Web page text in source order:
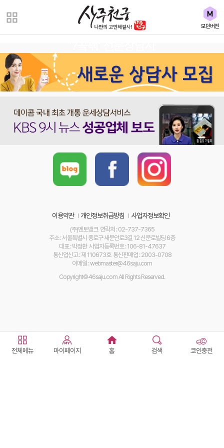
모던버전
이용약관 개인정보취급방침 사업자정보확인
(주)멘토뱅크 연락처 : 02-737-7365
주소 : 서울특별시 종로구 새문안로3길 12 신문로빌딩 6층
대표 : 박정환 사업자등록번호 : 106-81-47637
통신업신고 : 제 110673호 통신판매업 : 2003-0708
이메일 : webmaster@46saju.com
Copyright©46saju.com All Rights Reserved.
전체메뉴 마이페이지 홈 검색 코인충전